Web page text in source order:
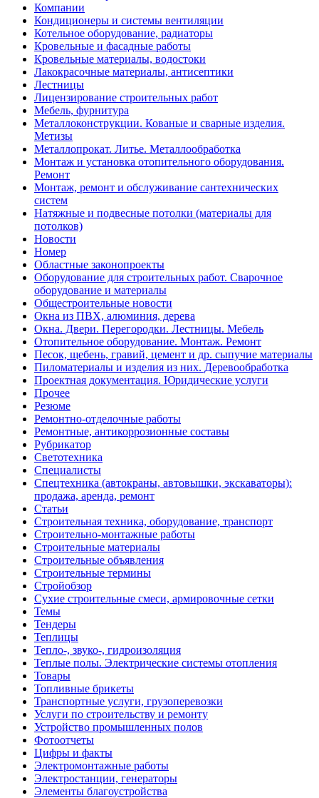
Компании
Кондиционеры и системы вентиляции
Котельное оборудование, радиаторы
Кровельные и фасадные работы
Кровельные материалы, водостоки
Лакокрасочные материалы, антисептики
Лестницы
Лицензирование строительных работ
Мебель, фурнитура
Металлоконструкции. Кованые и сварные изделия.
Метизы
Металлопрокат. Литье. Металлообработка
Монтаж и установка отопительного оборудования.
Ремонт
Монтаж, ремонт и обслуживание сантехнических
систем
Натяжные и подвесные потолки (материалы для
потолков)
Новости
Номер
Областные законопроекты
Оборудование для строительных работ. Сварочное
оборудование и материалы
Общестроительные новости
Окна из ПВХ, алюминия, дерева
Окна. Двери. Перегородки. Лестницы. Мебель
Отопительное оборудование. Монтаж. Ремонт
Песок, щебень, гравий, цемент и др. сыпучие материалы
Пиломатериалы и изделия из них. Деревообработка
Проектная документация. Юридические услуги
Прочее
Резюме
Ремонтно-отделочные работы
Ремонтные, антикоррозионные составы
Рубрикатор
Светотехника
Специалисты
Спецтехника (автокраны, автовышки, экскаваторы):
продажа, аренда, ремонт
Статьи
Строительная техника, оборудование, транспорт
Строительно-монтажные работы
Строительные материалы
Строительные объявления
Строительные термины
Стройобзор
Сухие строительные смеси, армировочные сетки
Темы
Тендеры
Теплицы
Тепло-, звуко-, гидроизоляция
Теплые полы. Электрические системы отопления
Товары
Топливные брикеты
Транспортные услуги, грузоперевозки
Услуги по строительству и ремонту
Устройство промышленных полов
Фотоотчеты
Цифры и факты
Электромонтажные работы
Электростанции, генераторы
Элементы благоустройства